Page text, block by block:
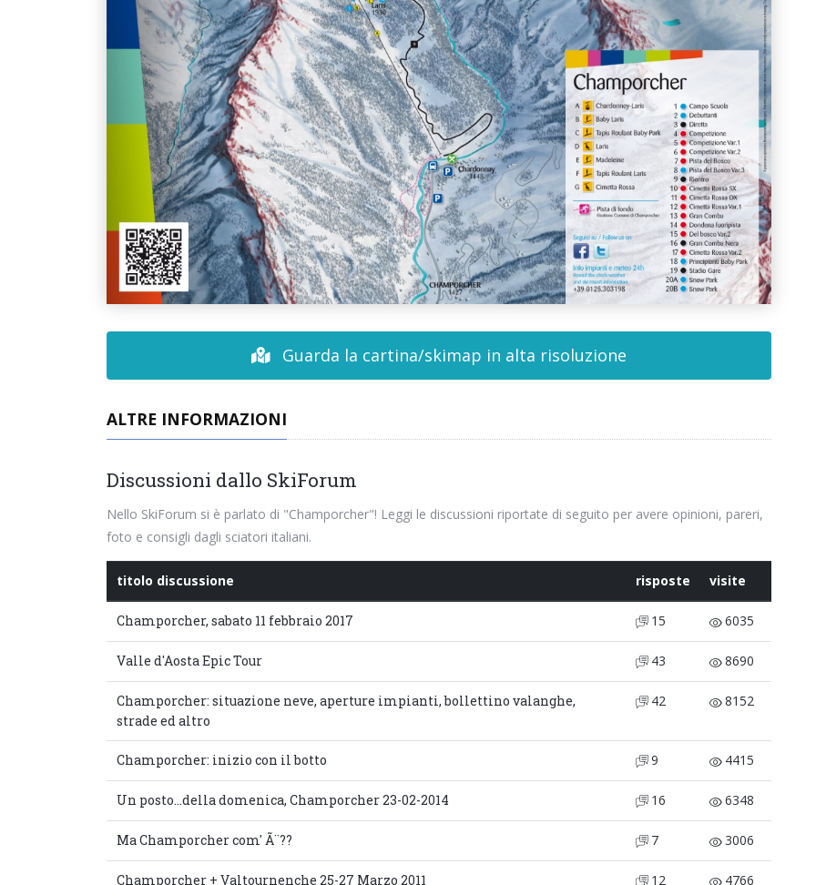
Guarda la cartina/skimap in alta risoluzione
ALTRE INFORMAZIONI
Discussioni dallo SkiForum
Nello SkiForum si è parlato di "Champorcher"! Leggi le discussioni riportate di seguito per avere opinioni, pareri,
foto e consigli dagli sciatori italiani.
titolo discussione risposte visite
Champorcher, sabato 11 febbraio 2017 15 6035
Valle d'Aosta Epic Tour 43 8690
Champorcher: situazione neve, aperture impianti, bollettino valanghe,
strade ed altro
42 8152
Champorcher: inizio con il botto 9 4415
Un posto...della domenica, Champorcher 23-02-2014 16 6348
Ma Champorcher com' Ã¨?? 7 3006
Champorcher + Valtournenche 25-27 Marzo 2011 12 4766